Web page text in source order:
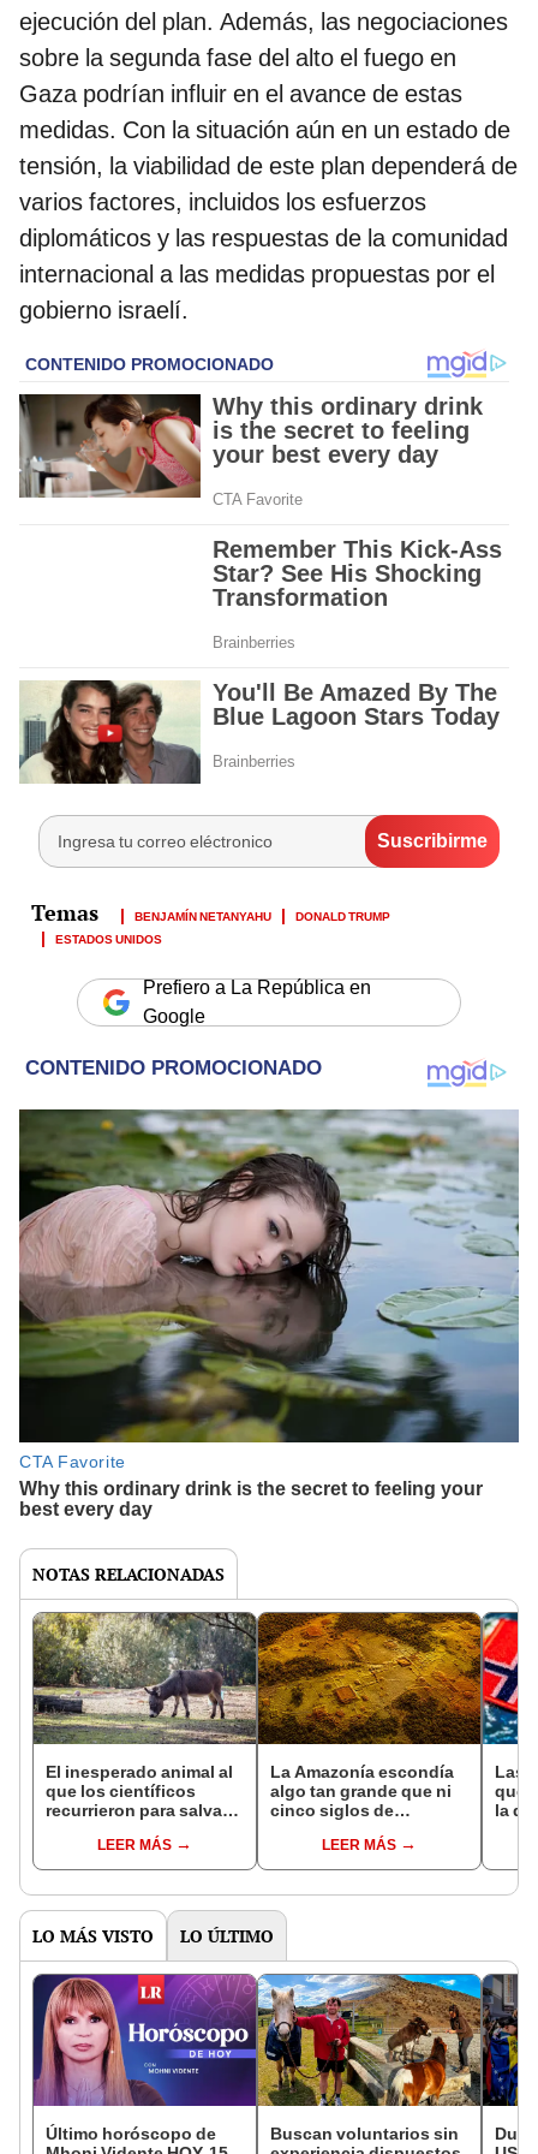
ejecución del plan. Además, las negociaciones
sobre la segunda fase del alto el fuego en
Gaza podrían influir en el avance de estas
medidas. Con la situación aún en un estado de
tensión, la viabilidad de este plan dependerá de
varios factores, incluidos los esfuerzos
diplomáticos y las respuestas de la comunidad
internacional a las medidas propuestas por el
gobierno israelí.
BENJAMÍN NETANYAHU
DONALD TRUMP
ESTADOS UNIDOS
Prefiero a La República en
Google
NOTAS RELACIONADAS
El inesperado animal al
que los científicos
recurrieron para salvar
reintroducción de un
asno salvaje está
en un paisaje con más
LEER MÁS
La Amazonía escondía
algo tan grande que ni
cinco siglos de
encontrarlo: el hallazgo
podría cambiar todo lo
pasado
LEER MÁS
Las
que
la de
LO MÁS VISTO LO ÚLTIMO
Último horóscopo de
Buscan voluntarios sin